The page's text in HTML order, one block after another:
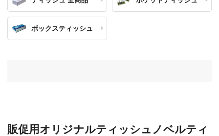
ボックスティッシュ
販促用オリジナルティッシュノベルティ